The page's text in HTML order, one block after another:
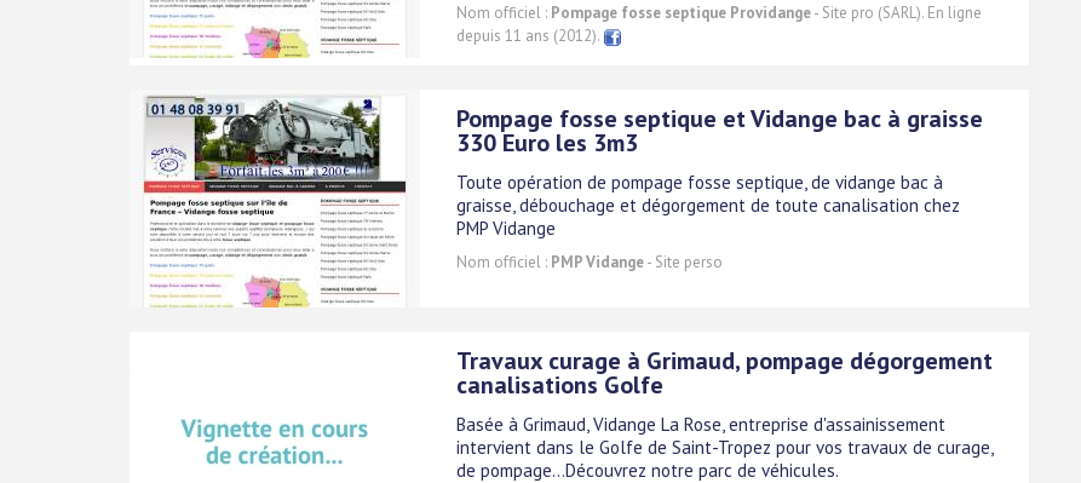
Nom officiel : Pompage fosse septique Providange- Site pro (SARL). En ligne
depuis 11 ans (2012).
Pompage fosse septique et Vidange bac à graisse
330 Euro les 3m3
Toute opération de pompage fosse septique, de vidange bac à
graisse, débouchage et dégorgement de toute canalisation chez
PMP Vidange
Nom officiel : PMP Vidange- Site perso
Travaux curage à Grimaud, pompage dégorgement
canalisations Golfe
Basée à Grimaud, Vidange La Rose, entreprise d'assainissement
intervient dans le Golfe de Saint-Tropez pour vos travaux de curage,
de pompage...Découvrez notre parc de véhicules.